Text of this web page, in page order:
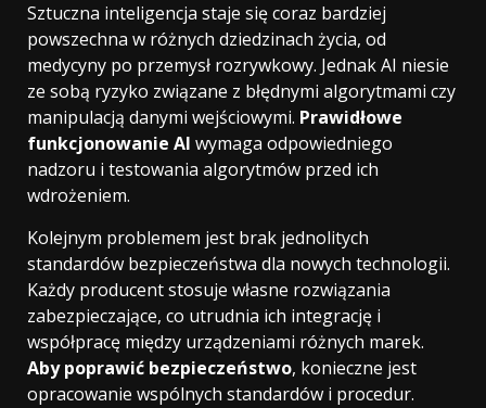
Sztuczna inteligencja staje się coraz bardziej
powszechna w różnych dziedzinach życia, od
medycyny po przemysł rozrywkowy. Jednak AI niesie
ze sobą ryzyko związane z błędnymi algorytmami czy
manipulacją danymi wejściowymi. Prawidłowe
funkcjonowanie AI wymaga odpowiedniego
nadzoru i testowania algorytmów przed ich
wdrożeniem.
Kolejnym problemem jest brak jednolitych
standardów bezpieczeństwa dla nowych technologii.
Każdy producent stosuje własne rozwiązania
zabezpieczające, co utrudnia ich integrację i
współpracę między urządzeniami różnych marek.
Aby poprawić bezpieczeństwo, konieczne jest
opracowanie wspólnych standardów i procedur.